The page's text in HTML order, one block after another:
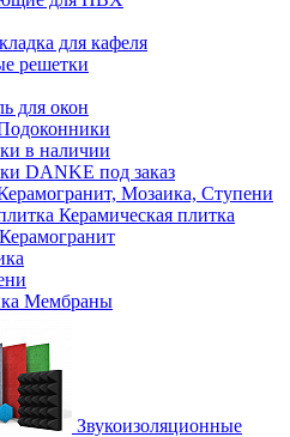
для кафеля
решетки
для окон
в наличии
DANKE под заказ
Мозаика, Ступени
Керамическая плитка
Керамогранит
Мембраны
Звукоизоляционные